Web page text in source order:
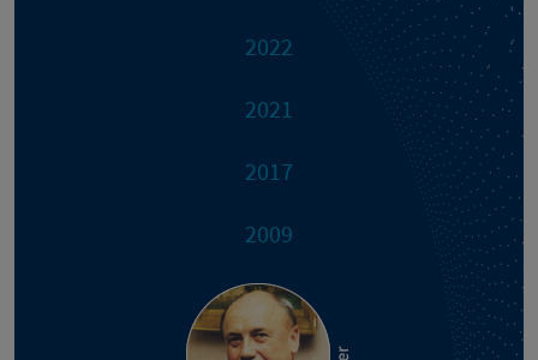
2022
2021
2017
2009